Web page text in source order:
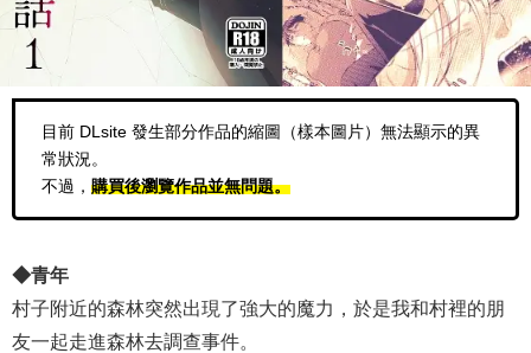
目前 DLsite 發生部分作品的縮圖（樣本圖片）無法顯示的異
常狀況。
不過， 購買後瀏覽作品並無問題。
◆青年
村子附近的森林突然出現了強大的魔力，於是我和村裡的朋
友一起走進森林去調查事件。